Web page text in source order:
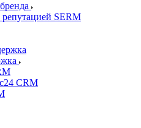
SERM
CRM